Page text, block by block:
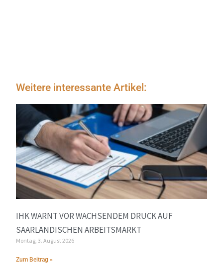
Weitere interessante Artikel:
IHK WARNT VOR WACHSENDEM DRUCK AUF
SAARLÄNDISCHEN ARBEITSMARKT
Montag, 3. August 2026
Zum Beitrag »